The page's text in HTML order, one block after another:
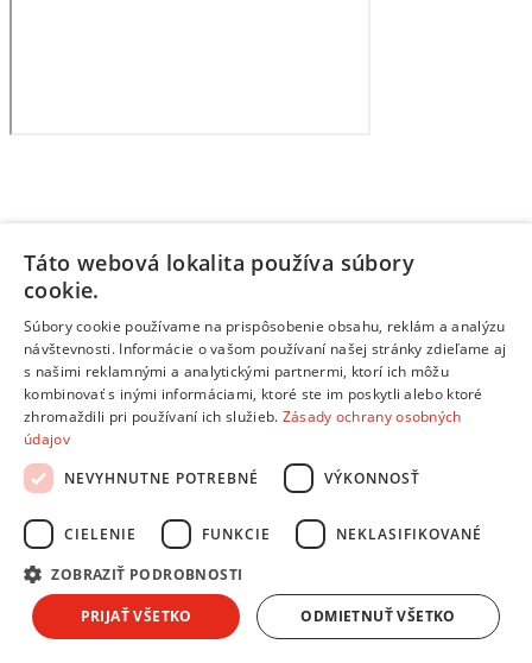
Táto webová lokalita používa súbory
cookie.
Súbory cookie používame na prispôsobenie obsahu, reklám a analýzu
návštevnosti. Informácie o vašom používaní našej stránky zdieľame aj
s našimi reklamnými a analytickými partnermi, ktorí ich môžu
kombinovať s inými informáciami, ktoré ste im poskytli alebo ktoré
zhromaždili pri používaní ich služieb. Zásady ochrany osobných
údajov
NEVYHNUTNE POTREBNÉ
VÝKONNOSŤ
CIELENIE FUNKCIE NEKLASIFIKOVANÉ
ZOBRAZIŤ PODROBNOSTI
PRIJAŤ VŠETKO ODMIETNUŤ VŠETKO